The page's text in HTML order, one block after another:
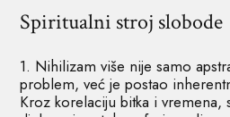
Spiritualni stroj slobode
1. Nihilizam više nije samo
problem, već je postao
Kroz korelaciju bitka i vremena,